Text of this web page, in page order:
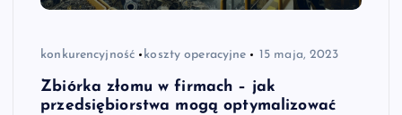
konkurencyjność koszty operacyjne 15 maja, 2023
Zbiórka złomu w firmach – jak
przedsiębiorstwa mogą optymalizować